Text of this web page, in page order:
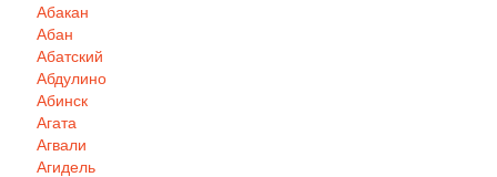
Абакан
Абан
Абатский
Абдулино
Абинск
Агата
Агвали
Агидель